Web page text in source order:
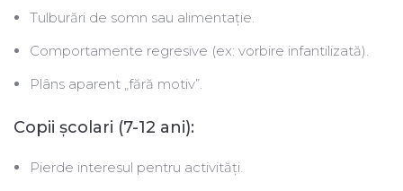
Tulburări de somn sau alimentație.
Comportamente regresive (ex: vorbire infantilizată).
Plâns aparent „fără motiv”.
Copii școlari (7-12 ani):
Pierde interesul pentru activități.